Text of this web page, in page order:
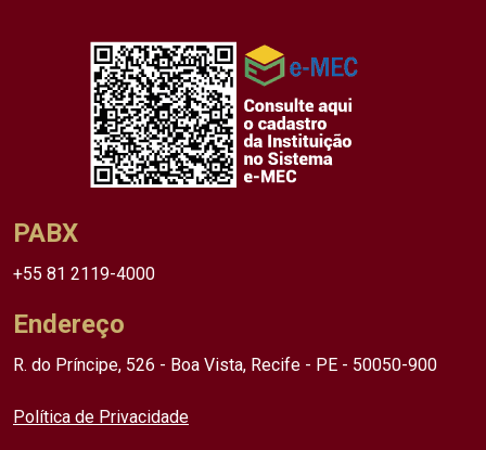
PABX
+55 81 2119-4000
Endereço
R. do Príncipe, 526 - Boa Vista, Recife - PE - 50050-900
Política de Privacidade